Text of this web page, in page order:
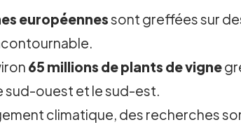
européennessont greffées sur
65 millions de plants de vigne
sud-ouest et le sud-est.
climatique, des recherches